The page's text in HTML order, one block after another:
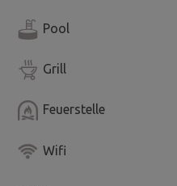
Pool
Grill
Feuerstelle
Wifi